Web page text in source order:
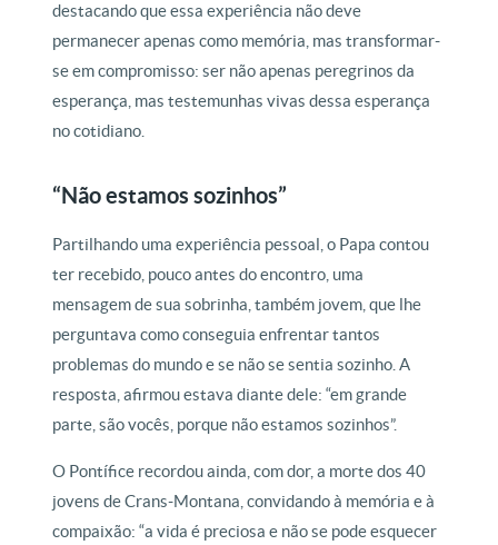
destacando que essa experiência não deve
permanecer apenas como memória, mas transformar-
se em compromisso: ser não apenas peregrinos da
esperança, mas testemunhas vivas dessa esperança
no cotidiano.
“Não estamos sozinhos”
Partilhando uma experiência pessoal, o Papa contou
ter recebido, pouco antes do encontro, uma
mensagem de sua sobrinha, também jovem, que lhe
perguntava como conseguia enfrentar tantos
problemas do mundo e se não se sentia sozinho. A
resposta, afirmou estava diante dele: “em grande
parte, são vocês, porque não estamos sozinhos”.
O Pontífice recordou ainda, com dor, a morte dos 40
jovens de Crans-Montana, convidando à memória e à
compaixão: “a vida é preciosa e não se pode esquecer